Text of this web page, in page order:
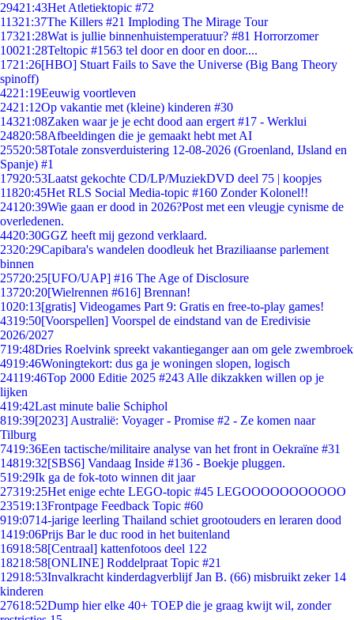
29421:43Het Atletiektopic #72
11321:37The Killers #21 Imploding The Mirage Tour
17321:28Wat is jullie binnenhuistemperatuur? #81 Horrorzomer
10021:28Teltopic #1563 tel door en door en door....
1721:26[HBO] Stuart Fails to Save the Universe (Big Bang Theory
spinoff)
4221:19Eeuwig voortleven
2421:12Op vakantie met (kleine) kinderen #30
14321:08Zaken waar je je echt dood aan ergert #17 - Werklui
24820:58Afbeeldingen die je gemaakt hebt met AI
25520:58Totale zonsverduistering 12-08-2026 (Groenland, IJsland en
Spanje) #1
17920:53Laatst gekochte CD/LP/MuziekDVD deel 75 | koopjes
11820:45Het RLS Social Media-topic #160 Zonder Kolonel!!
241 20:39Wie gaan er dood in 2026?Post met een vleugje cynisme de
overledenen.
4420:30GGZ heeft mij gezond verklaard.
2320:29Capibara's wandelen doodleuk het Braziliaanse parlement
binnen
25720:25[UFO/UAP] #16 The Age of Disclosure
13720:20[Wielrennen #616] Brennan!
1020:13[gratis] Videogames Part 9: Gratis en free-to-play games!
4319:50[Voorspellen] Voorspel de eindstand van de Eredivisie
2026/2027
719:48Dries Roelvink spreekt vakantieganger aan om gele zwembroek
4919:46Woningtekort: dus ga je woningen slopen, logisch
24119:46Top 2000 Editie 2025 #243 Alle dikzakken willen op je
lijken
419:42Last minute balie Schiphol
819:39[2023] Australië: Voyager - Promise #2 - Ze komen naar
Tilburg
7419:36Een tactische/militaire analyse van het front in Oekraïne #31
14819:32[SBS6] Vandaag Inside #136 - Boekje pluggen.
519:29Ik ga de fok-toto winnen dit jaar
27319:25Het enige echte LEGO-topic #45 LEGOOOOOOOOOOO
23519:13Frontpage Feedback Topic #60
919:0714-jarige leerling Thailand schiet grootouders en leraren dood
1419:06Prijs Bar le duc rood in het buitenland
16918:58[Centraal] kattenfotoos deel 122
18218:58[ONLINE] Roddelpraat Topic #21
12918:53Invalkracht kinderdagverblijf Jan B. (66) misbruikt zeker 14
kinderen
27618:52Dump hier elke 40+ TOEP die je graag kwijt wil, zonder